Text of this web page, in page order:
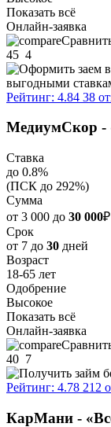
Показать всё
Онлайн-заявка
45 4
Рейтинг: 4.84 38
МедиумСкор -
Ставка
до 0.8%
(ПСК до 292%)
Сумма
от 3 000 до 30 000₽
Срок
от 7 до 30 дней
Возраст
18-65 лет
Одобрение
Высокое
Показать всё
Онлайн-заявка
40 7
Рейтинг: 4.78 212
КарМани -